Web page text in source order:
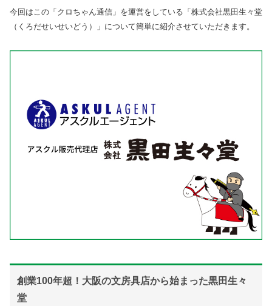
今回はこの「クロちゃん通信」を運営をしている「株式会社黒田生々堂
（くろだせいせいどう）」について簡単に紹介させていただきます。
創業100年超！大阪の文房具店から始まった黒田生々
堂